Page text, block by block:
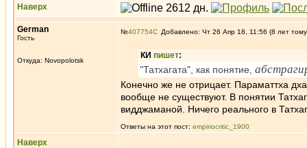
Наверх
German
Гость
Откуда: Novopolotsk
№407754 Добавлено: Чт 26 Апр 18, 11:56 (8 лет
КИ пишет:
"Татхагата", как понятие,
Конечно же не отрицает. Параматтха
вообще не существуют. В понятии
видджаманой. Ничего реального в
Ответы на этот пост: empiriocritic_1900
Наверх